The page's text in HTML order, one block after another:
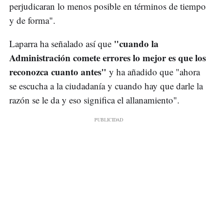
perjudicaran lo menos posible en términos de tiempo
y de forma".
Laparra ha señalado así que "cuando la
Administración comete errores lo mejor es que los
reconozca cuanto antes" y ha añadido que "ahora
se escucha a la ciudadanía y cuando hay que darle la
razón se le da y eso significa el allanamiento".